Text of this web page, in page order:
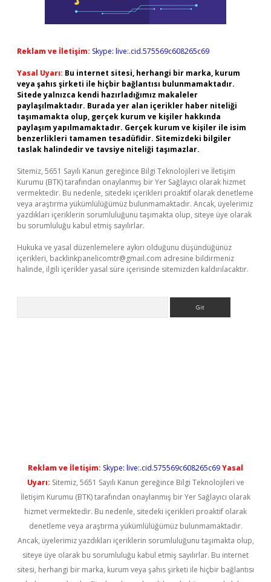
Reklam ve İletişim: Skype: live:.cid.575569c608265c69
Yasal Uyarı: Bu internet sitesi, herhangi bir marka, kurum
veya şahıs şirketi ile hiçbir bağlantısı bulunmamaktadır.
Sitede yalnızca kendi hazırladığımız makaleler
paylaşılmaktadır. Burada yer alan içerikler haber niteliği
taşımamakta olup, gerçek kurum ve kişiler hakkında
paylaşım yapılmamaktadır. Gerçek kurum ve kişiler ile isim
benzerlikleri tamamen tesadüfidir. Sitemizdeki bilgiler
taslak halindedir ve tavsiye niteliği taşımazlar.
Sitemiz, 5651 Sayılı Kanun gereğince Bilgi Teknolojileri ve İletişim
Kurumu (BTK) tarafından onaylanmış bir Yer Sağlayıcı olarak hizmet
vermektedir. Bu nedenle, sitedeki içerikleri proaktif olarak denetleme
veya araştırma yükümlülüğümüz bulunmamaktadır. Ancak, üyelerimiz
yazdıkları içeriklerin sorumluluğunu taşımakta olup, siteye üye olarak
bu sorumluluğu kabul etmiş sayılırlar.
Hukuka ve yasal düzenlemelere aykırı olduğunu düşündüğünüz
içerikleri, backlinkpanelicomtr@gmail.com adresine bildirmeniz
halinde, ilgili içerikler yasal süre içerisinde sitemizden kaldırılacaktır.
Reklam ve İletişim: Skype: live:.cid.575569c608265c69Yasal
Uyarı: Sitemiz, 5651 Sayılı Kanun gereğince Bilgi Teknolojileri ve
İletişim Kurumu (BTK) tarafından onaylanmış bir Yer Sağlayıcı olarak
hizmet vermektedir. Bu nedenle, sitedeki içerikleri proaktif olarak
denetleme veya araştırma yükümlülüğümüz bulunmamaktadır.
Ancak, üyelerimiz yazdıkları içeriklerin sorumluluğunu taşımakta olup,
siteye üye olarak bu sorumluluğu kabul etmiş sayılırlar. Bu internet
sitesi, herhangi bir marka, kurum veya şahıs şirketi ile hiçbir bağlantısı